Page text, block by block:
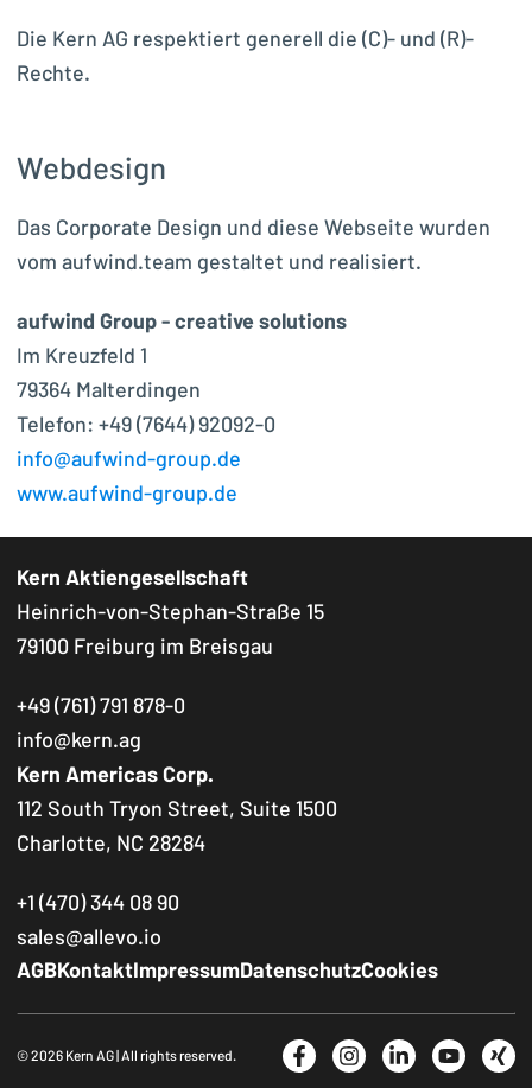
Die Kern AG respektiert generell die (C)- und (R)-
Rechte.
Webdesign
Das Corporate Design und diese Webseite wurden
vom aufwind.team gestaltet und realisiert.
aufwind Group - creative solutions
Im Kreuzfeld 1
79364 Malterdingen
Telefon: +49 (7644) 92092-0
info@aufwind-group.de
www.aufwind-group.de
Kern Aktiengesellschaft
Heinrich-von-Stephan-Straße 15
79100 Freiburg im Breisgau
+49 (761) 791 878-0
info@kern.ag
Kern Americas Corp.
112 South Tryon Street, Suite 1500
Charlotte, NC 28284
+1 (470) 344 08 90
sales@allevo.io
Footer Navigation
AGBKontakt ImpressumDatenschutzCookies
© 2026 Kern AG | All rights reserved. Social Media
FacebookInstagram
LinkedInYouTube